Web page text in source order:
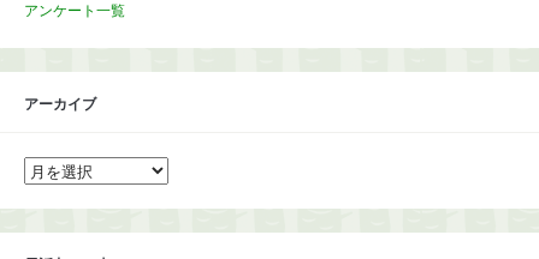
アンケート一覧
アーカイブ
ア
ー
イ